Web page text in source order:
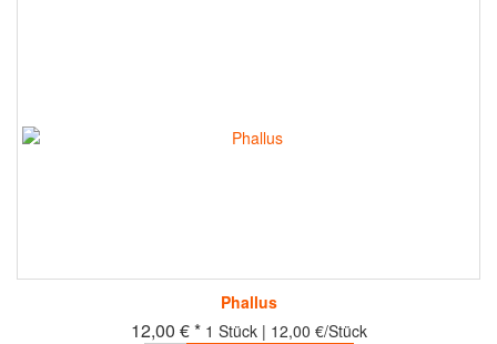
Phallus
12,00 € * 1 Stück | 12,00 €/Stück